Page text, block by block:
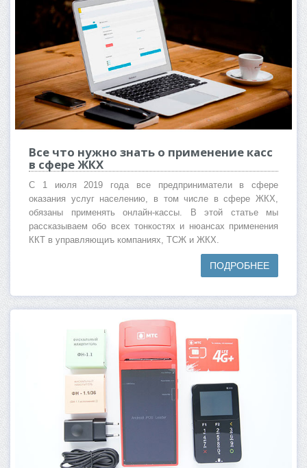
Все что нужно знать о применение касс
в сфере ЖКХ
С 1 июля 2019 года все предприниматели в сфере
оказания услуг населению, в том числе в сфере ЖКХ,
обязаны применять онлайн-кассы. В этой статье мы
рассказываем обо всех тонкостях и нюансах применения
ККТ в управляющиъ компаниях, ТСЖ и ЖКХ.
ПОДРОБНЕЕ